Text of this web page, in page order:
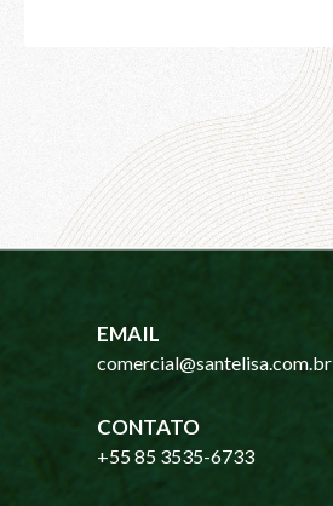
EMAIL
comercial@santelisa.com.br
CONTATO
+55 85 3535-6733